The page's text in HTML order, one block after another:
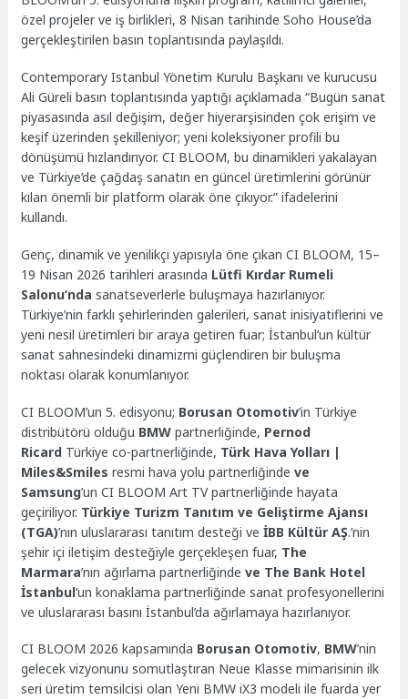
özel projeler ve iş birlikleri, 8 Nisan tarihinde Soho House’da
gerçekleştirilen basın toplantısında paylaşıldı.
Contemporary Istanbul Yönetim Kurulu Başkanı ve kurucusu
Ali Güreli basın toplantısında yaptığı açıklamada “Bugün sanat
piyasasında asıl değişim, değer hiyerarşisinden çok erişim ve
keşif üzerinden şekilleniyor; yeni koleksiyoner profili bu
dönüşümü hızlandırıyor. CI BLOOM, bu dinamikleri yakalayan
ve Türkiye’de çağdaş sanatın en güncel üretimlerini görünür
kılan önemli bir platform olarak öne çıkıyor.” ifadelerini
kullandı.
Genç, dinamik ve yenilikçi yapısıyla öne çıkan CI BLOOM, 15–
19 Nisan 2026 tarihleri arasında Lütfi Kırdar Rumeli
Salonu’nda sanatseverlerle buluşmaya hazırlanıyor.
Türkiye’nin farklı şehirlerinden galerileri, sanat inisiyatiflerini ve
yeni nesil üretimleri bir araya getiren fuar; İstanbul’un kültür
sanat sahnesindeki dinamizmi güçlendiren bir buluşma
noktası olarak konumlanıyor.
CI BLOOM’un 5. edisyonu; Borusan Otomotiv’in Türkiye
distribütörü olduğu BMW partnerliğinde, Pernod
Ricard Türkiye co-partnerliğinde, Türk Hava Yolları |
Miles&Smiles resmi hava yolu partnerliğindeve
Samsung’un CI BLOOM Art TV partnerliğinde hayata
geçiriliyor. Türkiye Turizm Tanıtım ve Geliştirme Ajansı
(TGA)’nın uluslararası tanıtım desteği veİBB Kültür AŞ.’nin
şehir içi iletişim desteğiyle gerçekleşen fuar, The
Marmara’nın ağırlama partnerliğindeve The Bank Hotel
İstanbul’un konaklama partnerliğinde sanat profesyonellerini
ve uluslararası basını İstanbul’da ağırlamaya hazırlanıyor.
CI BLOOM 2026 kapsamında Borusan Otomotiv, BMW’nin
gelecek vizyonunu somutlaştıran Neue Klasse mimarisinin ilk
seri üretim temsilcisi olan Yeni BMW iX3 modeli ile fuarda yer